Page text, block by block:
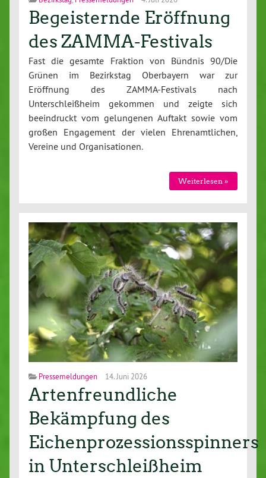
Begeisternde Eröffnung
des ZAMMA-Festivals
Fast die gesamte Fraktion von Bündnis 90/Die
Grünen im Bezirkstag Oberbayern war zur
Eröffnung des ZAMMA-Festivals nach
Unterschleißheim gekommen und zeigte sich
beeindruckt vom gelungenen Auftakt sowie vom
großen Engagement der vielen Ehrenamtlichen,
Vereine und Organisationen.
Weiterlesen »
Pressemeldungen 14. Juni 2026
Artenfreundliche
Bekämpfung des
Eichenprozessionsspinners
in Unterschleißheim